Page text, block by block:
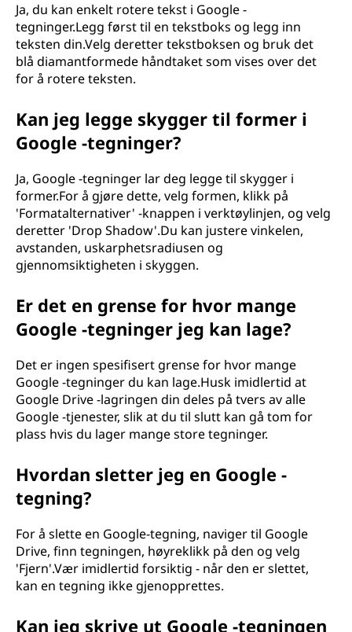
Ja, du kan enkelt rotere tekst i Google -
tegninger.Legg først til en tekstboks og legg inn
teksten din.Velg deretter tekstboksen og bruk det
blå diamantformede håndtaket som vises over det
for å rotere teksten.
Kan jeg legge skygger til former i
Google -tegninger?
Ja, Google -tegninger lar deg legge til skygger i
former.For å gjøre dette, velg formen, klikk på
'Formatalternativer' -knappen i verktøylinjen, og velg
deretter 'Drop Shadow'.Du kan justere vinkelen,
avstanden, uskarphetsradiusen og
gjennomsiktigheten i skyggen.
Er det en grense for hvor mange
Google -tegninger jeg kan lage?
Det er ingen spesifisert grense for hvor mange
Google -tegninger du kan lage.Husk imidlertid at
Google Drive -lagringen din deles på tvers av alle
Google -tjenester, slik at du til slutt kan gå tom for
plass hvis du lager mange store tegninger.
Hvordan sletter jeg en Google -
tegning?
For å slette en Google-tegning, naviger til Google
Drive, finn tegningen, høyreklikk på den og velg
'Fjern'.Vær imidlertid forsiktig - når den er slettet,
kan en tegning ikke gjenopprettes.
Kan jeg skrive ut Google -tegningen